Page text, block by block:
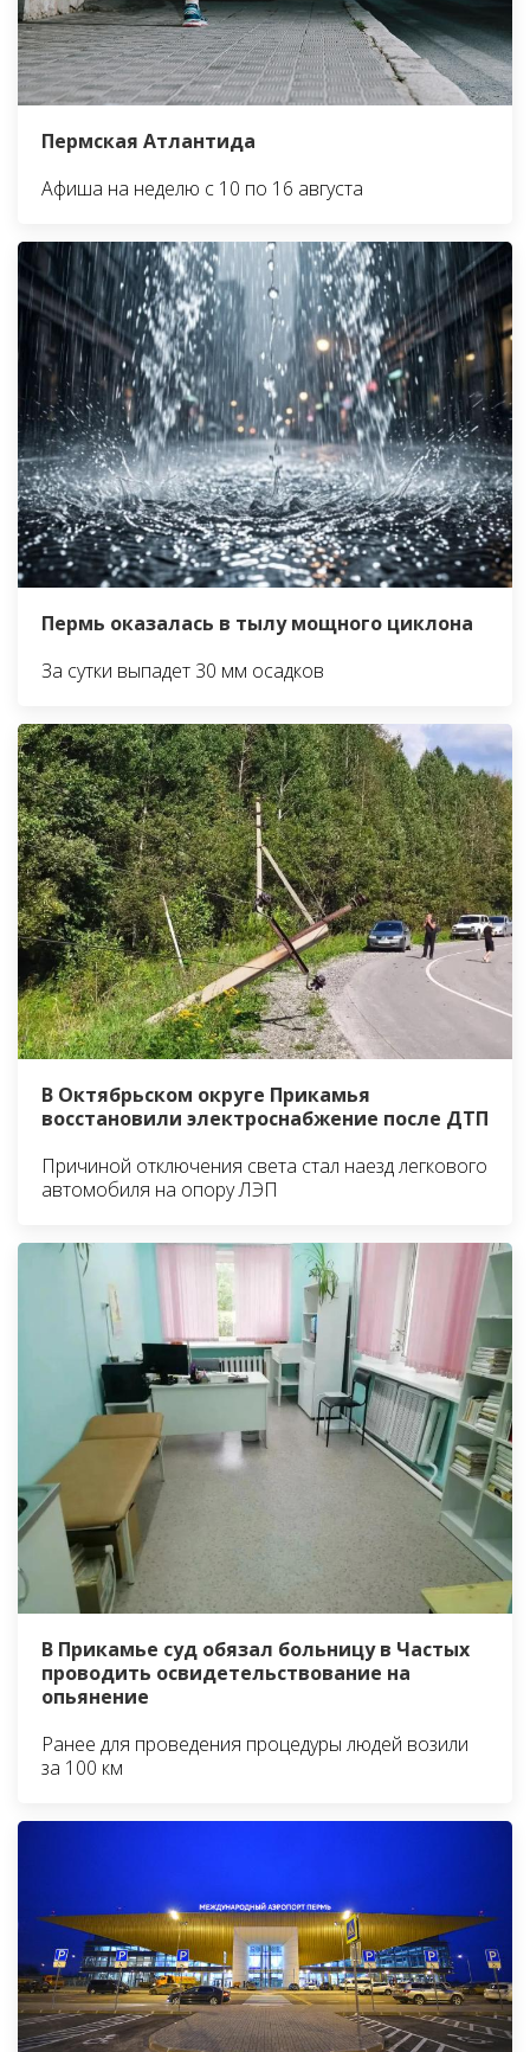
Пермская Атлантида
Афиша на неделю с 10 по 16 августа
Пермь оказалась в тылу мощного циклона
За сутки выпадет 30 мм осадков
В Октябрьском округе Прикамья
восстановили электроснабжение после ДТП
Причиной отключения света стал наезд легкового
автомобиля на опору ЛЭП
В Прикамье суд обязал больницу в Частых
проводить освидетельствование на
опьянение
Ранее для проведения процедуры людей возили
за 100 км